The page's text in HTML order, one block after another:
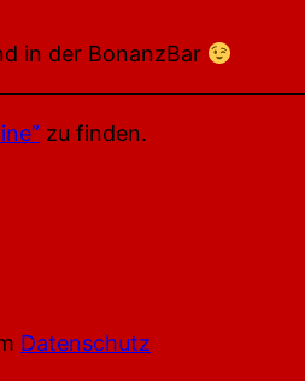
in der BonanzBar
zu finden.
Datenschutz